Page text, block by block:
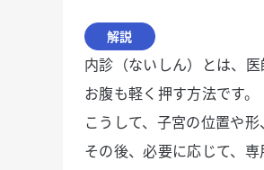
解説
内診（ないしん）とは、
お腹も軽く押す方法です。
こうして、子宮の位置や形
その後、必要に応じて、